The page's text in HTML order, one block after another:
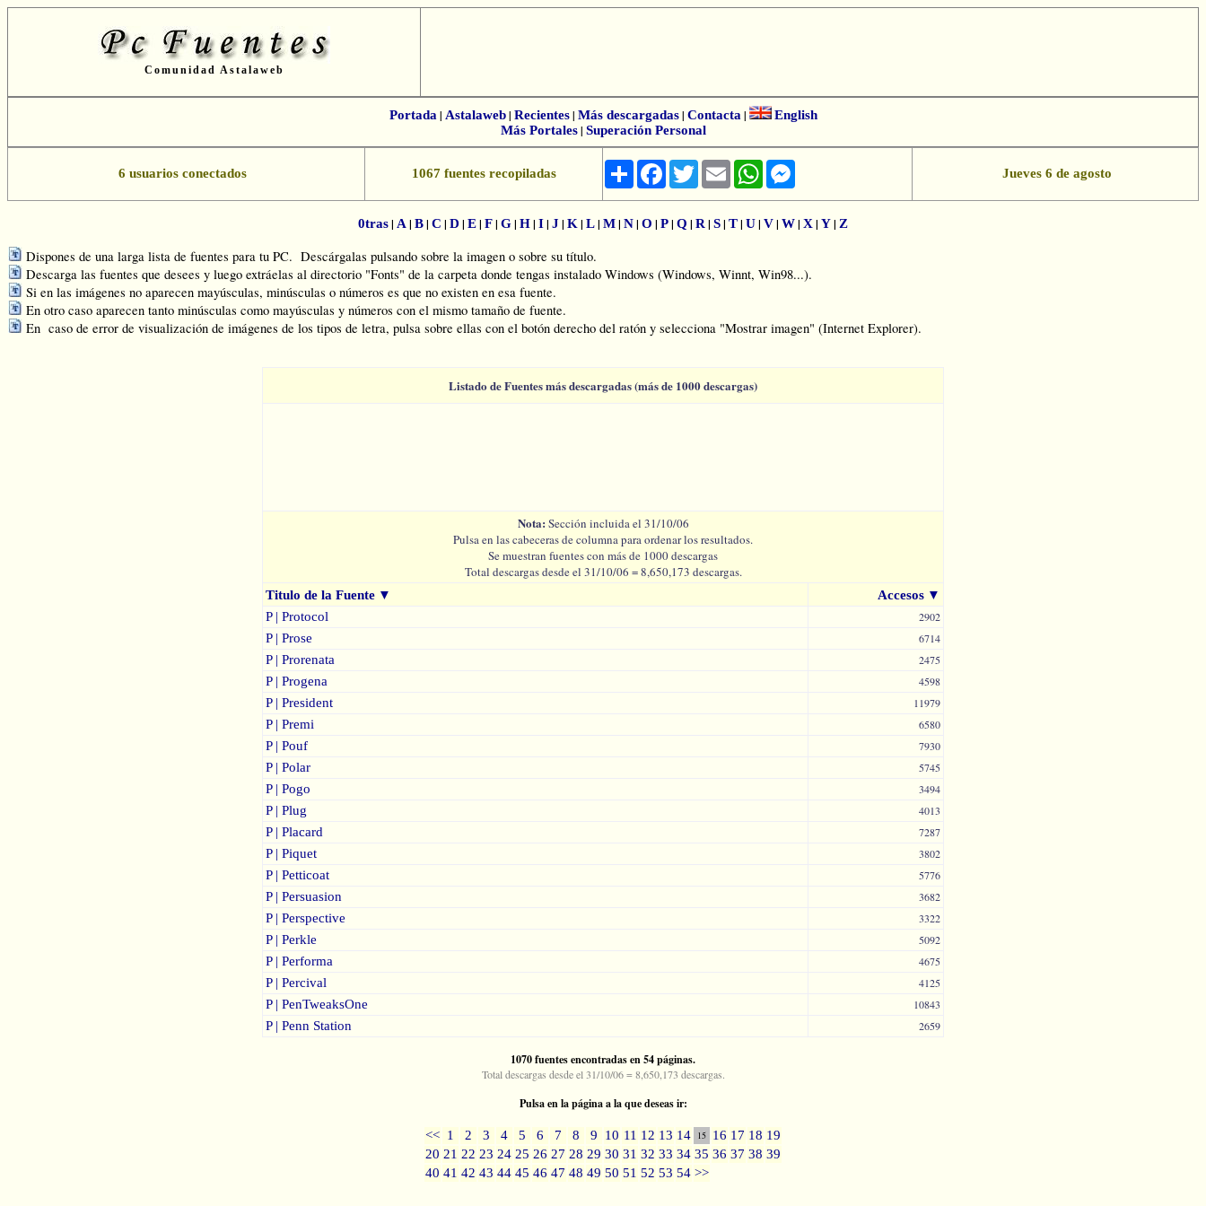
Comunidad Astalaweb
Portada| Astalaweb| Recientes| Más descargadas| Contacta|
English
Más Portales| Superación Personal
6 usuarios conectados 1067 fuentes recopiladas Share Facebook
TwitterEmail WhatsApp Jueves 6 de agosto
0tras| A | B| C | D | E| F| G| H| I| J | K | L| M| N| O | P| Q | R | S| T| U| V| W| X | Y| Z
Dispones de una larga lista de fuentes para tu PC. Descárgalas pulsando sobre la imagen o sobre su título.
Descarga las fuentes que desees y luego extráelas al directorio "Fonts" de la carpeta donde tengas instalado Windows (Windows, Winnt, Win98...).
Si en las imágenes no aparecen mayúsculas, minúsculas o números es que no existen en esa fuente.
En otro caso aparecen tanto minúsculas como mayúsculas y números con el mismo tamaño de fuente.
En caso de error de visualización de imágenes de los tipos de letra, pulsa sobre ellas con el botón derecho del ratón y selecciona "Mostrar imagen" (Internet Explorer).
Listado de Fuentes más descargadas (más de 1000 descargas)
Nota: Sección incluida el 31/10/06
Pulsa en las cabeceras de columna para ordenar los resultados.
Se muestran fuentes con más de 1000 descargas
Total descargas desde el 31/10/06 = 8,650,173 descargas.
Titulo de la Fuente ▼ Accesos ▼
P | Protocol
2902
P | Prose
6714
P | Prorenata
2475
P | Progena
4598
P | President
11979
P | Premi
6580
P | Pouf
7930
P | Polar
5745
P | Pogo
3494
P | Plug
4013
P | Placard
7287
P | Piquet
3802
P | Petticoat
5776
P | Persuasion
3682
P | Perspective
3322
P | Perkle
5092
P | Performa
4675
P | Percival
4125
P | PenTweaksOne
10843
P | Penn Station
2659
1070 fuentes encontradas en 54 páginas.
Total descargas desde el 31/10/06 = 8,650,173 descargas.
Pulsa en la página a la que deseas ir:
<< 1 2 3 4 5 6 7 8 9 10 11 12 13 14 15 16 17 18 19
20 21 22 23 24 25 26 27 28 29 30 31 32 33 34 35 36 37 38 39
40 41 42 43 44 45 46 47 48 49 50 51 52 53 54 >>